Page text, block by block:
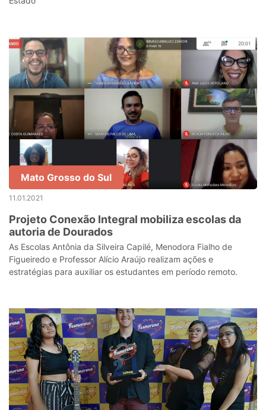
Mato Grosso do Sul
11.01.2021
Projeto Conexão Integral mobiliza escolas da
autoria de Dourados
As Escolas Antônia da Silveira Capilé, Menodora Fialho de
Figueiredo e Professor Alício Araújo realizam ações e
estratégias para auxiliar os estudantes em período remoto.